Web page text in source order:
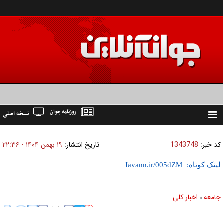
Toggle
نسخه اصلی روزنامه جوان
کد خبر: 1343748 تاریخ انتشار: ۱۹ بهمن ۱۴۰۴ - ۲۲:۳۶
لینک کوتاه:
جامعه » اخبار كلی